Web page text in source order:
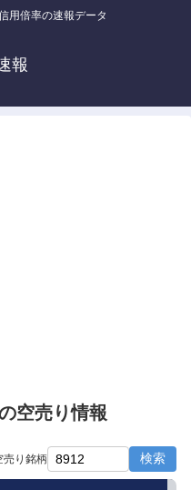
用倍率の速報データ
報
空売り情報
売り銘柄 検索